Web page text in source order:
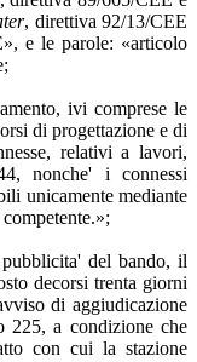
, direttiva 92/13/CEE
e le parole: «articolo
ivi comprese le
di progettazione e di
relativi a lavori,
nonche' i connessi
unicamente mediante
del bando, il
decorsi trenta giorni
di aggiudicazione
a condizione che
con cui la stazione